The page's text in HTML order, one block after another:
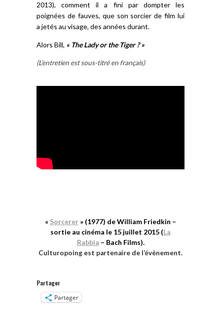
2013), comment il a fini par dompter les
poignées de fauves, que son sorcier de film lui
a jetés au visage, des années durant.
Alors Bill, « The Lady or the Tiger ? »
(L’entretien est sous-titré en français)
« Sorcerer » (1977) de William Friedkin –
sortie au cinéma le 15 juillet 2015 (La
Rabbia – Bach Films).
Culturopoing est partenaire de l’évènement.
Partager
Partager